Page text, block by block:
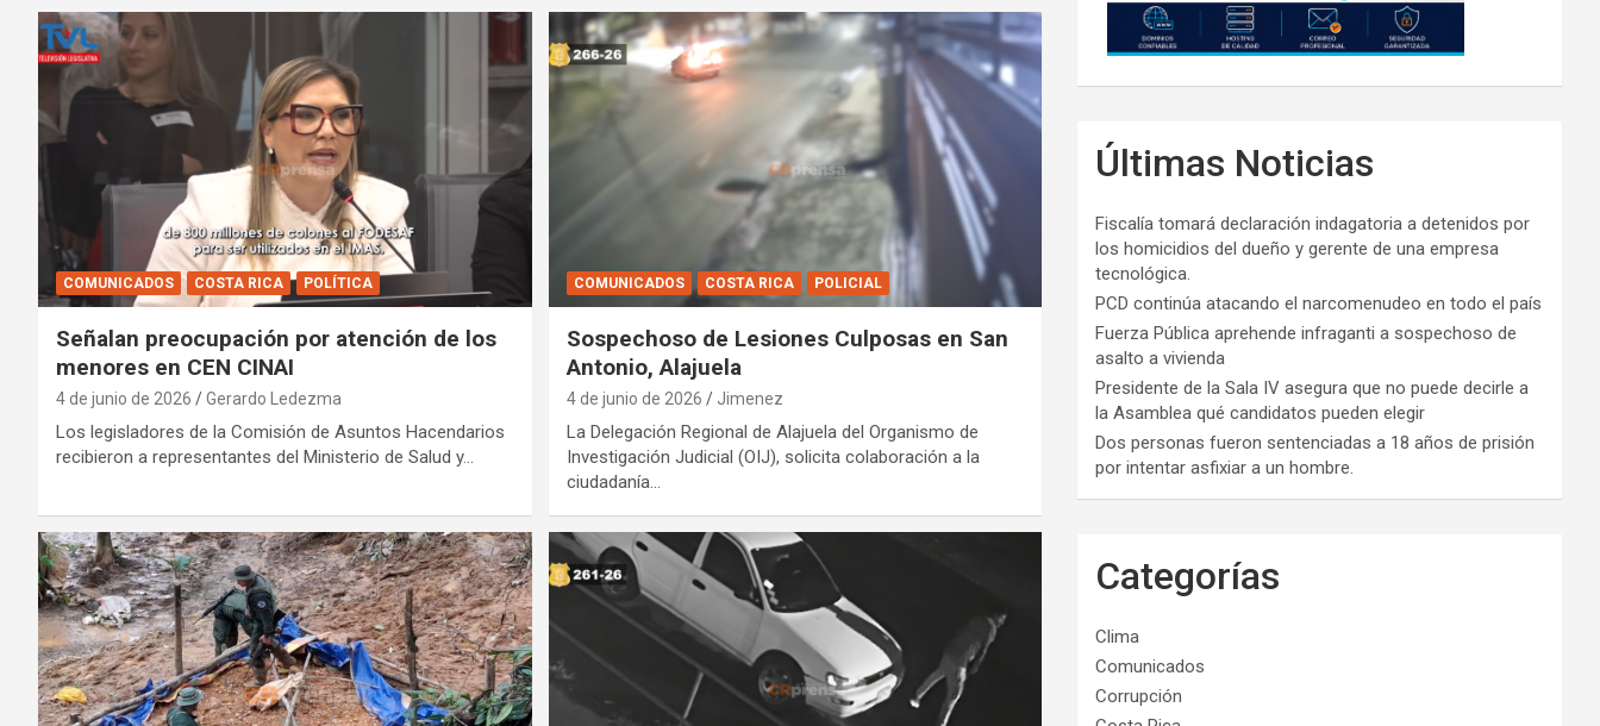
COMUNICADOS COSTA RICA POLÍTICA
Señalan preocupación por atención de los
menores en CEN CINAI
4 de junio de 2026 Gerardo Ledezma
Los legisladores de la Comisión de Asuntos Hacendarios
recibieron a representantes del Ministerio de Salud y…
COMUNICADOS COSTA RICA POLICIAL
Sospechoso de Lesiones Culposas en San
Antonio, Alajuela
4 de junio de 2026 Jimenez
La Delegación Regional de Alajuela del Organismo de
Investigación Judicial (OIJ), solicita colaboración a la
ciudadanía…
Últimas Noticias
Fiscalía tomará declaración indagatoria a detenidos por
los homicidios del dueño y gerente de una empresa
tecnológica.
PCD continúa atacando el narcomenudeo en todo el país
Fuerza Pública aprehende infraganti a sospechoso de
asalto a vivienda
Presidente de la Sala IV asegura que no puede decirle a
la Asamblea qué candidatos pueden elegir
Dos personas fueron sentenciadas a 18 años de prisión
por intentar asfixiar a un hombre.
Categorías
Clima
Comunicados
Corrupción